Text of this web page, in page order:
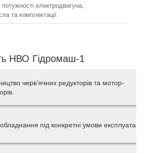
електродвигуна,
та комплектації.
НВО Гідромаш-1
черв’ячних редукторів та мотор-
під конкретні умови експлуатації.